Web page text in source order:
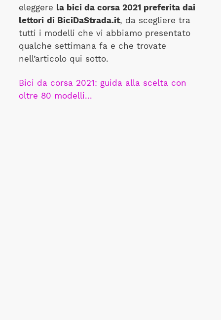
eleggere la bici da corsa 2021 preferita dai
lettori di BiciDaStrada.it, da scegliere tra
tutti i modelli che vi abbiamo presentato
qualche settimana fa e che trovate
nell’articolo qui sotto.
Bici da corsa 2021: guida alla scelta con
oltre 80 modelli...